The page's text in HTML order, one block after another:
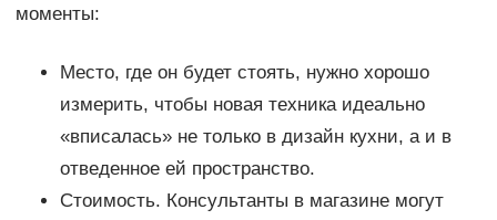
моменты:
Место, где он будет стоять, нужно хорошо
измерить, чтобы новая техника идеально
«вписалась» не только в дизайн кухни, а и в
отведенное ей пространство.
Стоимость. Консультанты в магазине могут